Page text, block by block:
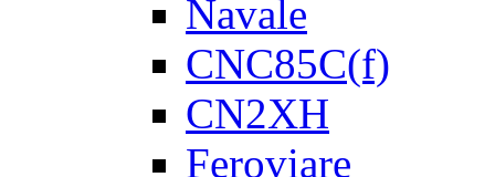
Navale
CNC85C(f)
CN2XH
Feroviare